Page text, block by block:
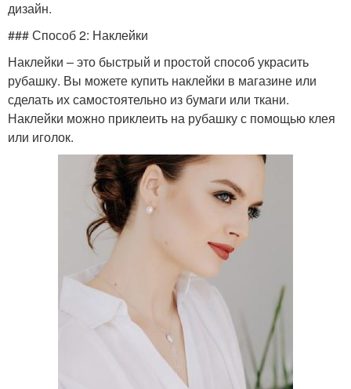
дизайн.
### Способ 2: Наклейки
Наклейки – это быстрый и простой способ украсить
рубашку. Вы можете купить наклейки в магазине или
сделать их самостоятельно из бумаги или ткани.
Наклейки можно приклеить на рубашку с помощью клея
или иголок.